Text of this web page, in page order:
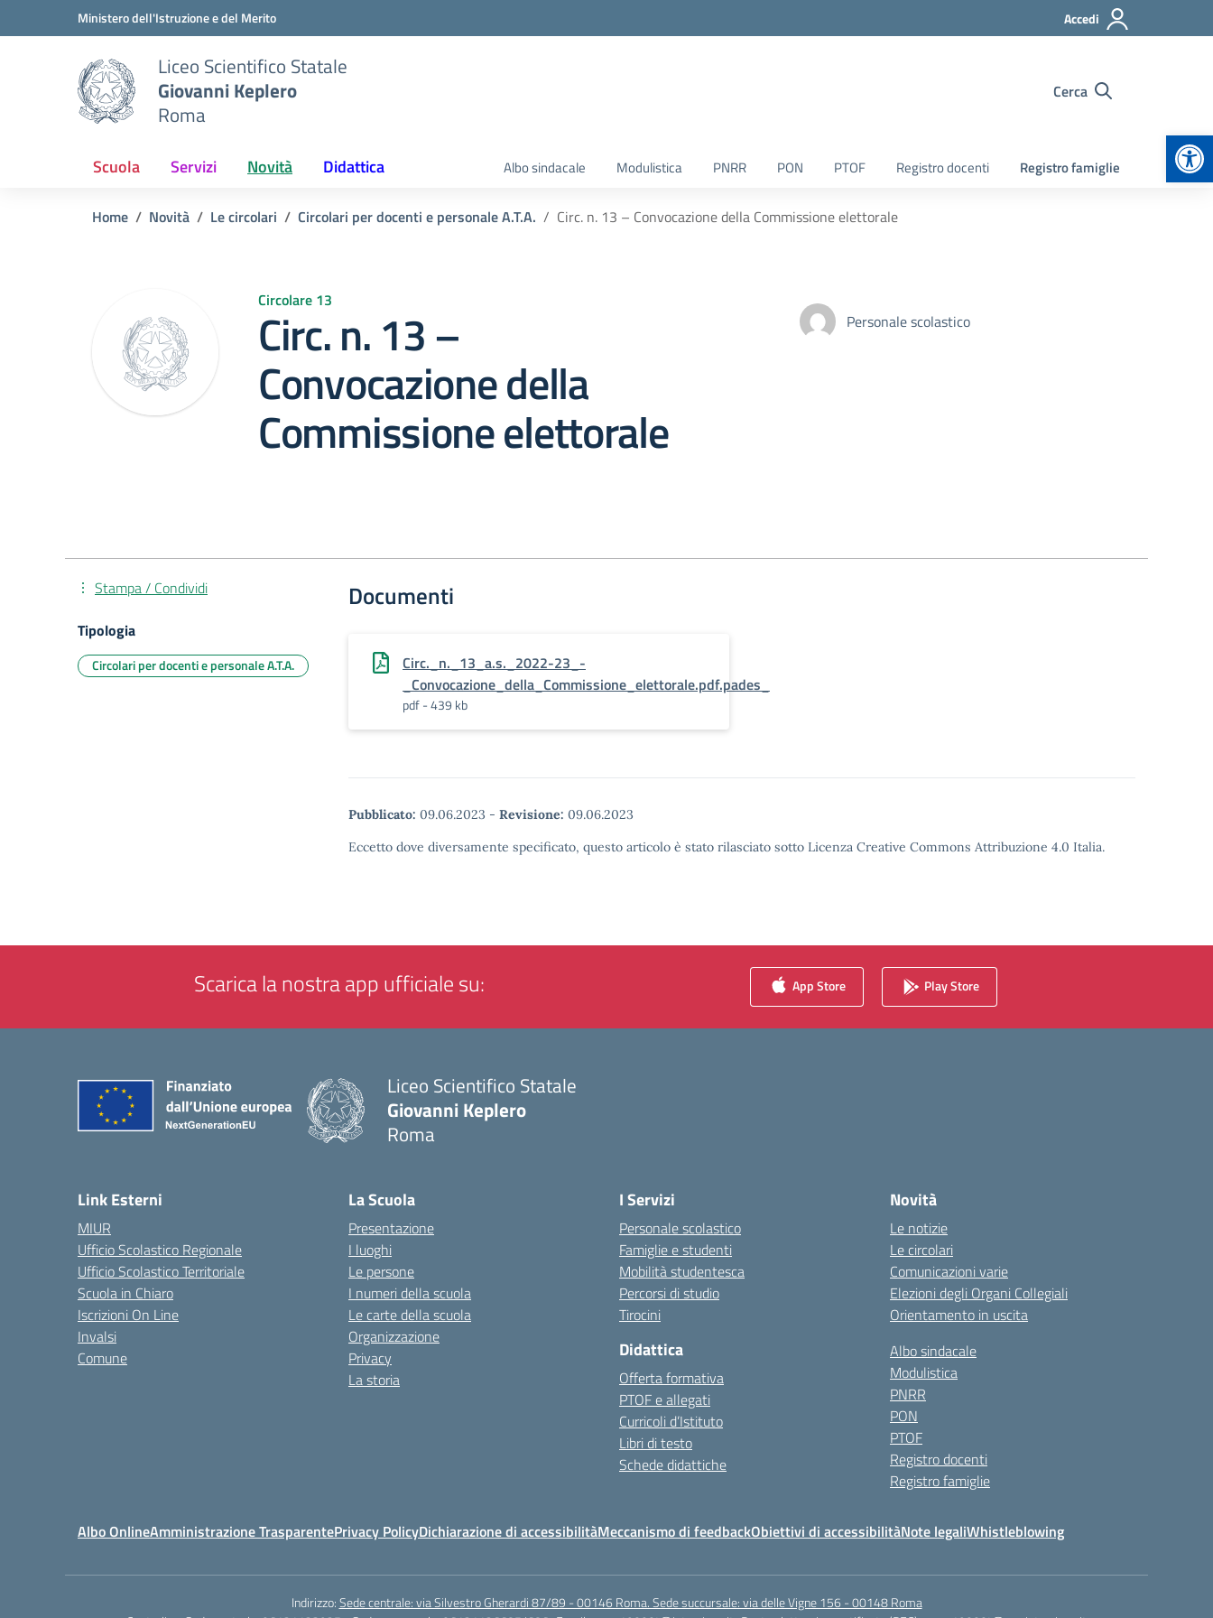
Vai ai contenuti
Vai al menu di navigazioneMinistero dell'Istruzione e del Merito Accedi
Liceo Scientifico Statale
Giovanni Keplero
Roma
Cerca
Scuola Servizi Novità Didattica Albo sindacale Modulistica PNRR PON PTOF Registro docenti Registro famiglie
Home Novità Le circolari Circolari per docenti e personale A.T.A. Circ. n. 13 – Convocazione della Commissione elettorale
Circolare 13
Circ. n. 13 –
Convocazione della
Commissione elettorale
Personale scolastico
Documenti
Circ._n._13_a.s._2022-23_-
_Convocazione_della_Commissione_elettorale.pdf.pades_
pdf - 439 kb
Pubblicato: 09.06.2023 - Revisione: 09.06.2023
Eccetto dove diversamente specificato, questo articolo è stato rilasciato sotto Licenza Creative Commons Attribuzione 4.0 Italia.
Stampa / Condividi
Tipologia
Circolari per docenti e personale A.T.A.
Scarica la nostra app ufficiale su: App Store Play Store
Liceo Scientifico Statale
Giovanni Keplero
Roma
Link Esterni
MIUR
Ufficio Scolastico Regionale
Ufficio Scolastico Territoriale
Scuola in Chiaro
Iscrizioni On Line
Invalsi
Comune
La Scuola
Presentazione
I luoghi
Le persone
I numeri della scuola
Le carte della scuola
Organizzazione
Privacy
La storia
I Servizi
Personale scolastico
Famiglie e studenti
Mobilità studentesca
Percorsi di studio
Tirocini
Didattica
Offerta formativa
PTOF e allegati
Curricoli d’Istituto
Libri di testo
Schede didattiche
Novità
Le notizie
Le circolari
Comunicazioni varie
Elezioni degli Organi Collegiali
Orientamento in uscita
Albo sindacale
Modulistica
PNRR
PON
PTOF
Registro docenti
Registro famiglie
Albo OnlineAmministrazione TrasparentePrivacy PolicyDichiarazione di accessibilitàMeccanismo di feedbackObiettivi di accessibilitàNote legaliWhistleblowing
Indirizzo:Sede centrale: via Silvestro Gherardi 87/89 - 00146 Roma. Sede succursale: via delle Vigne 156 - 00148 Roma